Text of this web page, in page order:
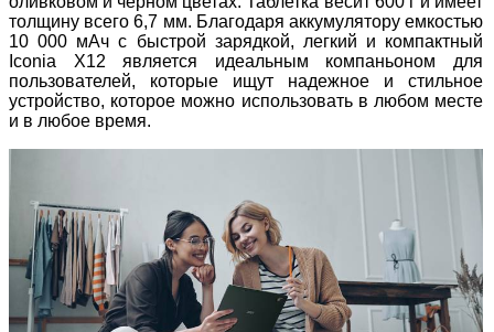
толщину всего 6,7 мм. Благодаря аккумулятору емкостью
10 000 мАч с быстрой зарядкой, легкий и компактный
Iconia X12 является идеальным компаньоном для
пользователей, которые ищут надежное и стильное
устройство, которое можно использовать в любом месте
и в любое время.